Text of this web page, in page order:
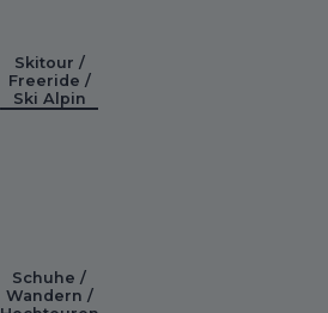
Skitour /
Freeride /
Ski Alpin
Schuhe /
Wandern /